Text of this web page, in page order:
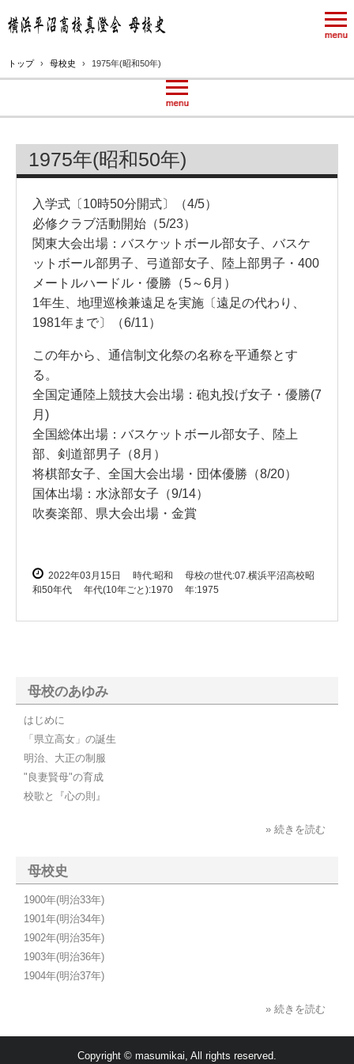
トップ › 母校史 › 1975年(昭和50年)
1975年(昭和50年)
入学式〔10時50分開式〕（4/5）
必修クラブ活動開始（5/23）
関東大会出場：バスケットボール部女子、バスケ
ットボール部男子、弓道部女子、陸上部男子・400
メートルハードル・優勝（5～6月）
1年生、地理巡検兼遠足を実施〔遠足の代わり、
1981年まで〕（6/11）
この年から、通信制文化祭の名称を平通祭とす
る。
全国定通陸上競技大会出場：砲丸投げ女子・優勝(7
月)
全国総体出場：バスケットボール部女子、陸上
部、剣道部男子（8月）
将棋部女子、全国大会出場・団体優勝（8/20）
国体出場：水泳部女子（9/14）
吹奏楽部、県大会出場・金賞
2022年03月15日 時代:昭和
母校の世代:07.横浜平沼高校昭
和50年代
年代(10年ごと):1970 年:1975
母校のあゆみ
はじめに
「県立高女」の誕生
明治、大正の制服
"良妻賢母"の育成
校歌と『心の則』
» 続きを読む
母校史
1900年(明治33年)
1901年(明治34年)
1902年(明治35年)
1903年(明治36年)
1904年(明治37年)
» 続きを読む
Copyright © masumikai, All rights reserved.